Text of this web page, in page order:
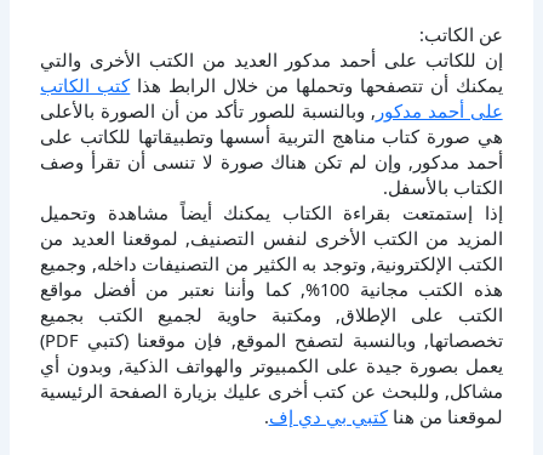
عن الكاتب:
إن للكاتب على أحمد مدكور العديد من الكتب الأخرى والتي
يمكنك أن تتصفحها وتحملها من خلال الرابط هذاكتب الكاتب
على أحمد مدكور , وبالنسبة للصور تأكد من أن الصورة بالأعلى
هي صورة كتاب مناهج التربية أسسها وتطبيقاتها للكاتب على
أحمد مدكور, وإن لم تكن هناك صورة لا تنسى أن تقرأ وصف
الكتاب بالأسفل.
إذا إستمتعت بقراءة الكتاب يمكنك أيضاً مشاهدة وتحميل
المزيد من الكتب الأخرى لنفس التصنيف, لموقعنا العديد من
الكتب الإلكترونية, وتوجد به الكثير من التصنيفات داخله, وجميع
هذه الكتب مجانية 100%, كما وأننا نعتبر من أفضل مواقع
الكتب على الإطلاق, ومكتبة حاوية لجميع الكتب بجميع
تخصصاتها, وبالنسبة لتصفح الموقع, فإن موقعنا (كتبي PDF)
يعمل بصورة جيدة على الكمبيوتر والهواتف الذكية, وبدون أي
مشاكل, وللبحث عن كتب أخرى عليك بزيارة الصفحة الرئيسية
لموقعنا من هناكتبي بي دي إف.